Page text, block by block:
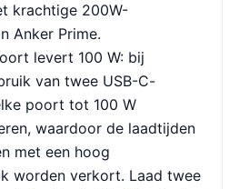
krachtige 200W-
Anker Prime.
levert 100 W: bij
van twee USB-C-
poort tot 100 W
waardoor de laadtijden
met een hoog
worden verkort. Laad twee